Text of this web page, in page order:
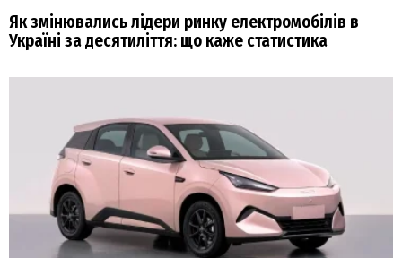
Як змінювались лідери ринку електромобілів в
Україні за десятиліття: що каже статистика